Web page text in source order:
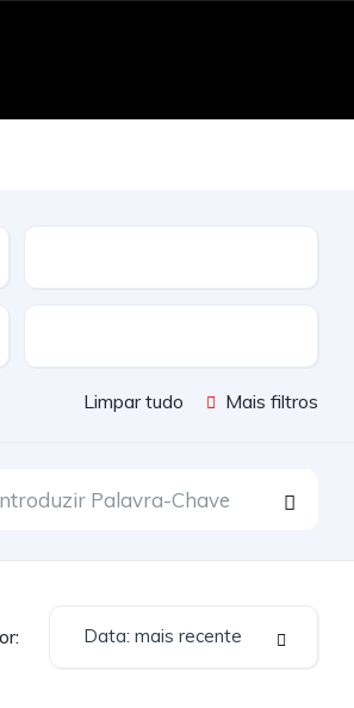
Limpar tudo Mais filtros
Data: mais recente